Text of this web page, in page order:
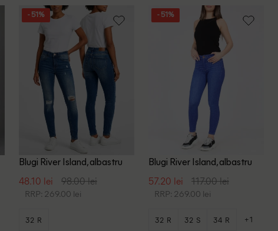
- 51%
Blugi River Island, albastru
48.10 lei 98.00 lei
RRP: 269.00 lei
32 R
- 51%
Blugi River Island, albastru
57.20 lei 117.00 lei
RRP: 269.00 lei
32 R 32 S 34 R +1